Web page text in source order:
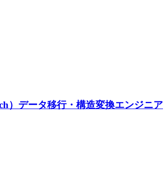
）データ移行・構造変換エンジニア